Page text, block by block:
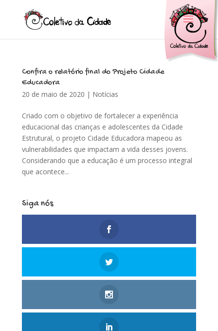
Confira o relatório final do Projeto Cidade
Educadora
20 de maio de 2020 | Notícias
Criado com o objetivo de fortalecer a experiência
educacional das crianças e adolescentes da Cidade
Estrutural, o projeto Cidade Educadora mapeou as
vulnerabilidades que impactam a vida desses jovens.
Considerando que a educação é um processo integral
que acontece...
Siga nós